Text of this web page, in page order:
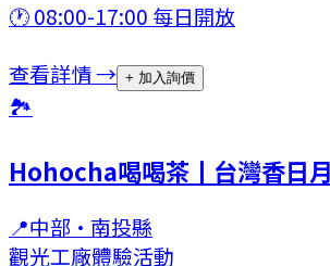
🕐08:00-17:00 每日開放
查看詳情 → + 加入詢價
🏞
Hohocha喝喝茶丨台灣香日
📍中部 · 南投縣
觀光工廠體驗活動